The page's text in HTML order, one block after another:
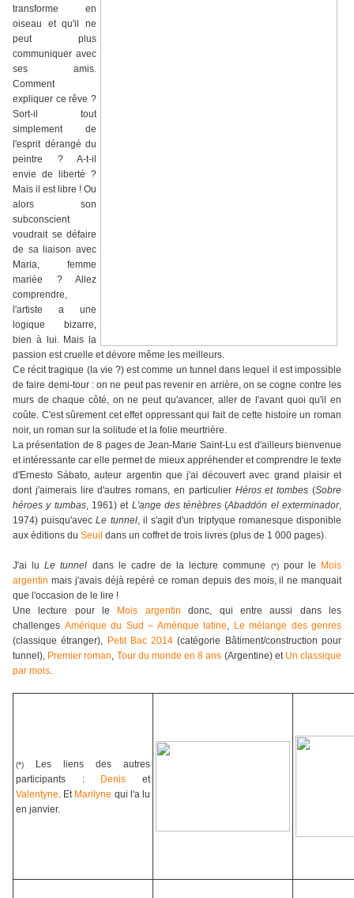
transforme en
oiseau et qu'il ne
peut plus
communiquer avec
ses amis.
Comment
expliquer ce rêve ?
Sort-il tout
simplement de
l'esprit dérangé du
peintre ? A-t-il
envie de liberté ?
Mais il est libre ! Ou
alors son
subconscient
voudrait se défaire
de sa liaison avec
Maria, femme
mariée ? Allez
comprendre,
l'artiste a une
logique bizarre,
bien à lui. Mais la
passion est cruelle et dévore même les meilleurs.
Ce récit tragique (la vie ?) est comme un tunnel dans lequel il est impossible
de faire demi-tour : on ne peut pas revenir en arrière, on se cogne contre les
murs de chaque côté, on ne peut qu'avancer, aller de l'avant quoi qu'il en
coûte. C'est sûrement cet effet oppressant qui fait de cette histoire un roman
noir, un roman sur la solitude et la folie meurtrière.
La présentation de 8 pages de Jean-Marie Saint-Lu est d'ailleurs bienvenue
et intéressante car elle permet de mieux appréhender et comprendre le texte
d'Ernesto Sábato, auteur argentin que j'ai découvert avec grand plaisir et
dont j'aimerais lire d'autres romans, en particulier Héros et tombes (Sobre
héroes y tumbas, 1961) et L'ange des ténèbres (Abaddón el exterminador,
1974) puisqu'avecLe tunnel, il s'agit d'un triptyque romanesque disponible
aux éditions du Seuil dans un coffret de trois livres (plus de 1 000 pages).
J'ai luLe tunnel dans le cadre de la lecture commune (*)pour le
Mois
argentin mais j'avais déjà repéré ce roman depuis des mois, il ne manquait
que l'occasion de le lire !
Une lecture pour le
Mois argentin donc, qui entre aussi dans les
challenges Amérique du Sud – Amérique latine, Le mélange des genres
(classique étranger), Petit Bac 2014 (catégorie Bâtiment/construction pour
tunnel), Premier roman, Tour du monde en 8 ans (Argentine) et Un classique
par mois.
(*)
Les liens des autres
participants :
Denis et
Valentyne. Et Marilyne qui l'a lu
en janvier.